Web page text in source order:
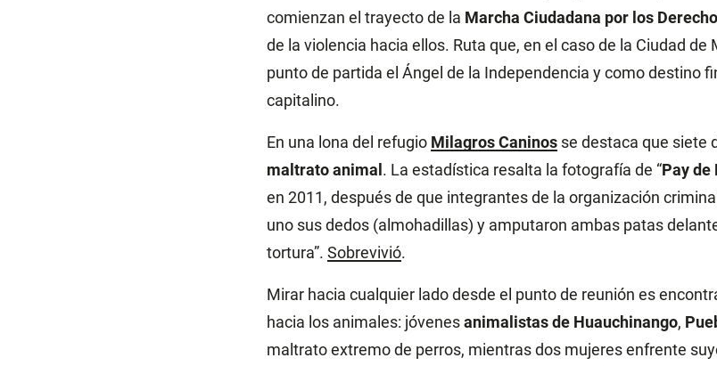
comienzan el trayecto de la Marcha Ciudadana por los
de la violencia hacia ellos. Ruta que, en el caso de la Ciudad de
punto de partida el Ángel de la Independencia y como destino
capitalino.
En una lona del refugio Milagros Caninosse destaca que siete
maltrato animal. La estadística resalta la fotografía de “Pay de
en 2011, después de que integrantes de la organización
uno sus dedos (almohadillas) y amputaron ambas patas
tortura”. Sobrevivió.
Mirar hacia cualquier lado desde el punto de reunión es
hacia los animales: jóvenesanimalistas de Huauchinango,
maltrato extremo de perros, mientras dos mujeres enfrente